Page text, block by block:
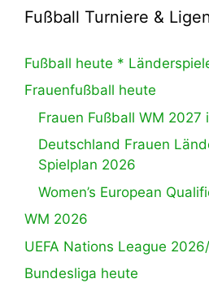
Fußball Turniere &
Fußball heute *
Frauenfußball heute
Frauen Fußball WM 2027
Deutschland Frauen
Spielplan 2026
Women’s European
WM 2026
UEFA Nations League
Bundesliga heute